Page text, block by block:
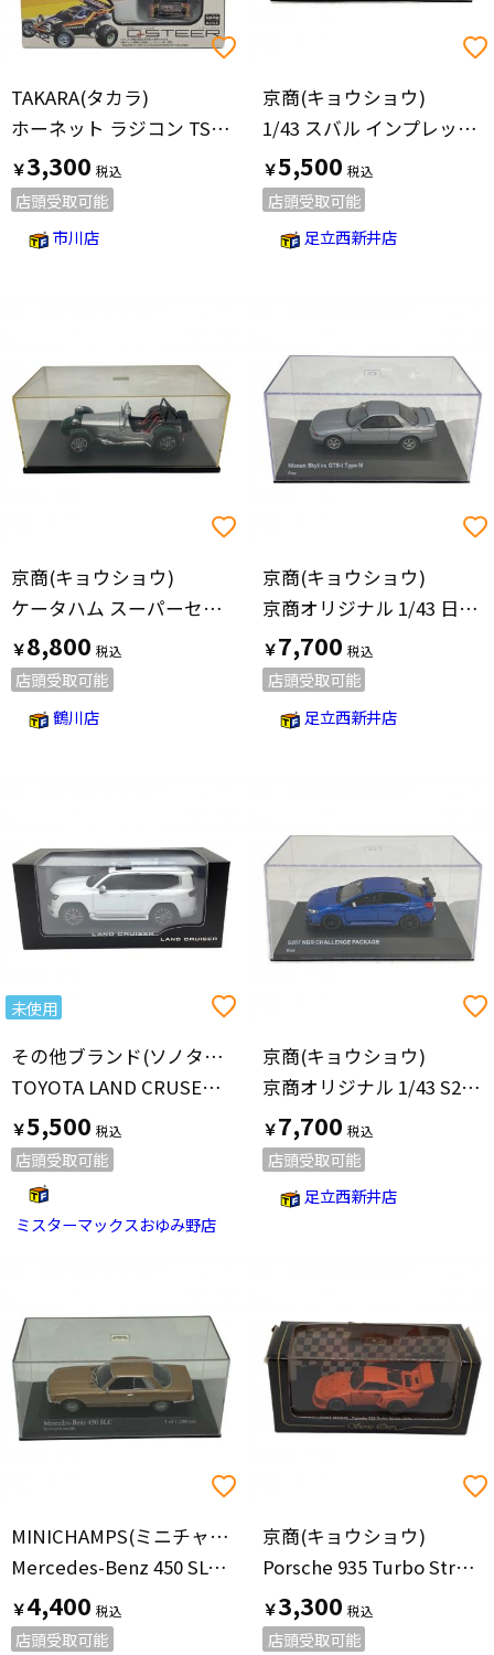
TAKARA(タカラ)
ホーネット ラジコン TS-03 Q-STEER
￥3,300
店頭受取可能
市川店
京商(キョウショウ)
1/43 スバル インプレッサ S201 (シルバー) 完成品ミニカー KSR43117S モデルカー
￥5,500
店頭受取可能
足立西新井店
京商(キョウショウ)
ケータハム スーパーセブン モデルカー 1/18スケール グリーン
￥8,800
店頭受取可能
鶴川店
京商(キョウショウ)
京商オリジナル 1/43 日産 スカイライン (HCR32) GTS-t タイプM (レッド) [No.KSR43130R] モデルカー
￥7,700
店頭受取可能
足立西新井店
未使用
その他ブランド(ソノタブランド)
TOYOTA LAND CRUSER ダイキャストカー
￥5,500
店頭受取可能
ミスターマックスおゆみ野店
京商(キョウショウ)
京商オリジナル 1/43 S207 NBR チャレンジパッケージ (ブルー) 限定500個 [No.KSR43121BL] モデルカー
￥7,700
店頭受取可能
足立西新井店
MINICHAMPS(ミニチャンプス)
Mercedes-Benz 450 SLC ダイキャストカー 1/43 MINICHAMPS
￥4,400
店頭受取可能
京商(キョウショウ)
Porsche 935 Turbo Street 1978 orange Pcs 1 of 300 ミニカー TOP Collection MODEL・1/43 KYOSHO EXCLUSIVE MODEL 京商
￥3,300
店頭受取可能